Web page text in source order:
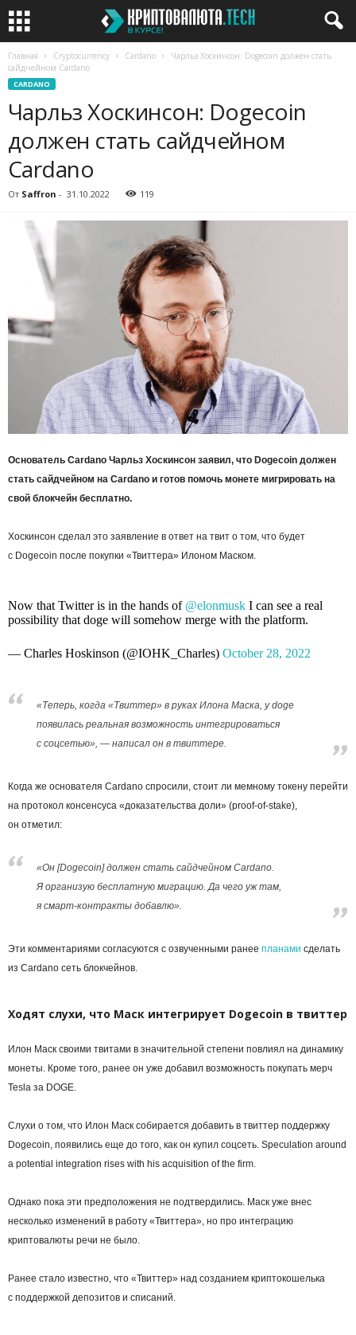
Главная Cryptocurrency Cardano
Чарльз Хоскинсон: Dogecoin должен стать
сайдчейном Cardano
CARDANO
Чарльз Хоскинсон: Dogecoin
должен стать сайдчейном
Cardano
От Saffron - 31.10.2022 119
Основатель Cardano Чарльз Хоскинсон заявил, что Dogecoin должен
стать сайдчейном на Cardano и готов помочь монете мигрировать на
свой блокчейн бесплатно.
Хоскинсон сделал это заявление в ответ на твит о том, что будет
с Dogecoin после покупки «Твиттера» Илоном Маском.
Now that Twitter is in the hands of @elonmusk I can see a real
possibility that doge will somehow merge with the platform.
— Charles Hoskinson (@IOHK_Charles) October 28, 2022
«Теперь, когда «Твиттер» в руках Илона Маска, у doge
появилась реальная возможность интегрироваться
с соцсетью», — написал он в твиттере.
Когда же основателя Cardano спросили, стоит ли мемному токену перейти
на протокол консенсуса «доказательства доли» (proof-of-stake),
он отметил:
«Он [Dogecoin] должен стать сайдчейном Cardano.
Я организую бесплатную миграцию. Да чего уж там,
я смарт-контракты добавлю».
Эти комментариями согласуются с озвученными ранее планами сделать
из Cardano сеть блокчейнов.
Ходят слухи, что Маск интегрирует Dogecoin в твиттер
Илон Маск своими твитами в значительной степени повлиял на динамику
монеты. Кроме того, ранее он уже добавил возможность покупать мерч
Tesla за DOGE.
Слухи о том, что Илон Маск собирается добавить в твиттер поддержку
Dogecoin, появились еще до того, как он купил соцсеть. Speculation around
a potential integration rises with his acquisition of the firm.
Однако пока эти предположения не подтвердились. Маск уже внес
несколько изменений в работу «Твиттера», но про интеграцию
криптовалюты речи не было.
Ранее стало известно, что «Твиттер» над созданием криптокошелька
с поддержкой депозитов и списаний.